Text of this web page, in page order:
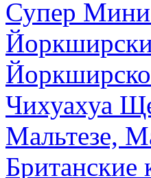
Супер Мини
Чихуахуа
Мальтезе,
Британские